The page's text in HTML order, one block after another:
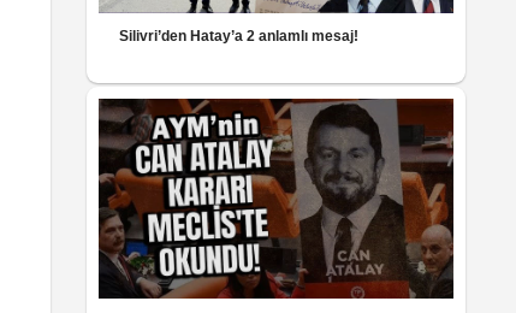
Silivri’den Hatay’a 2 anlamlı mesaj!